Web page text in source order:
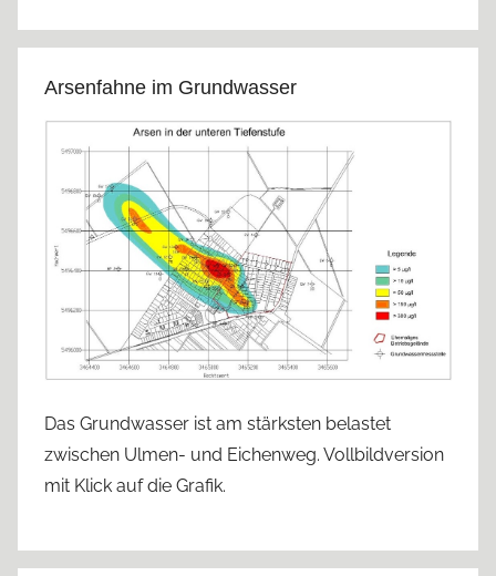
Arsenfahne im Grundwasser
Das Grundwasser ist am stärksten belastet
zwischen Ulmen- und Eichenweg. Vollbildversion
mit Klick auf die Grafik.